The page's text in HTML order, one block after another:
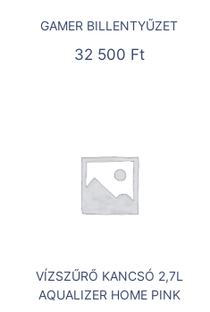
GAMER BILLENTYŰZET
32 500 Ft
VÍZSZŰRŐ KANCSÓ 2,7L
AQUALIZER HOME PINK